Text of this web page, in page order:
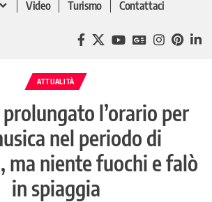
Video Turismo Contattaci
ATTUALITÀ
l’orario per
nel periodo di
ma niente fuochi e falò
in spiaggia